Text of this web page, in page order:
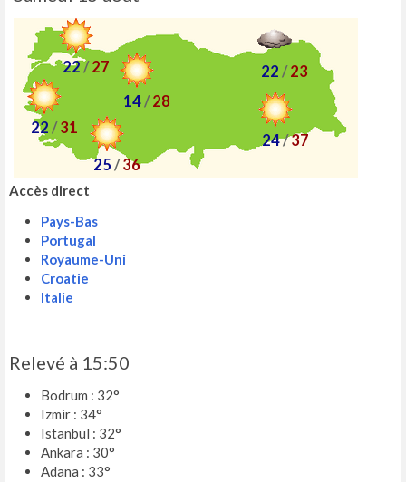
14/ 28
25 / 36
24/37
22 / 27
22 / 31
22 / 23
Accès direct
Pays-Bas
Portugal
Royaume-Uni
Croatie
Italie
Relevé à 15:50
Bodrum : 32°
Izmir : 34°
Istanbul : 32°
Ankara : 30°
Adana : 33°